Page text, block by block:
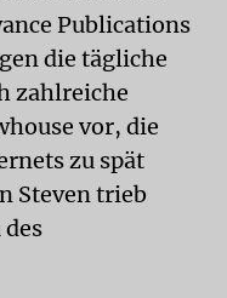
Publications
die tägliche
zahlreiche
vor, die
zu spät
Steven trieb